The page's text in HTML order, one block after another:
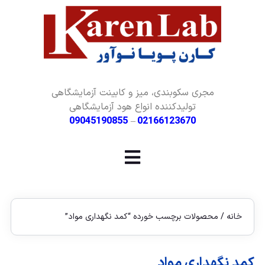
مجری سکوبندی، میز و کابینت آزمایشگاهی
تولیدکننده انواع هود آزمایشگاهی
02166123670
–
09045190855
خانه / محصولات برچسب خورده “کمد نگهداری مواد”